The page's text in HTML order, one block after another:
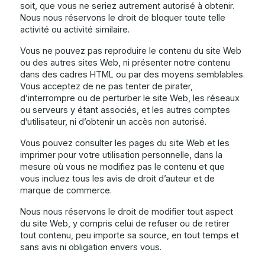
soit, que vous ne seriez autrement autorisé à obtenir.
Nous nous réservons le droit de bloquer toute telle
activité ou activité similaire.
Vous ne pouvez pas reproduire le contenu du site Web
ou des autres sites Web, ni présenter notre contenu
dans des cadres HTML ou par des moyens semblables.
Vous acceptez de ne pas tenter de pirater,
d’interrompre ou de perturber le site Web, les réseaux
ou serveurs y étant associés, et les autres comptes
d’utilisateur, ni d’obtenir un accès non autorisé.
Vous pouvez consulter les pages du site Web et les
imprimer pour votre utilisation personnelle, dans la
mesure où vous ne modifiez pas le contenu et que
vous incluez tous les avis de droit d’auteur et de
marque de commerce.
Nous nous réservons le droit de modifier tout aspect
du site Web, y compris celui de refuser ou de retirer
tout contenu, peu importe sa source, en tout temps et
sans avis ni obligation envers vous.